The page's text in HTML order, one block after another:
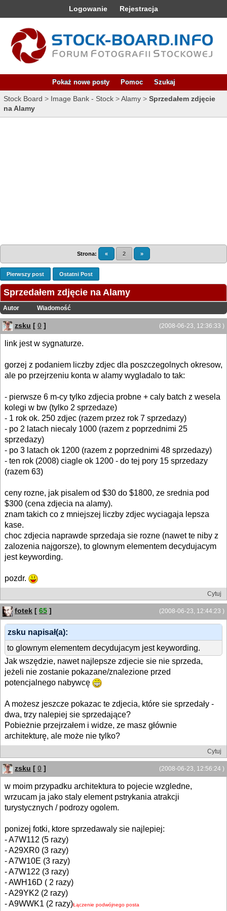
Logowanie Rejestracja
Pokaż nowe posty Pomoc Szukaj
Stock Board > Image Bank - Stock >Alamy > Sprzedałem zdjęcie
na Alamy
Strona: « 2 »
Pierwszy post Ostatni Post
Sprzedałem zdjęcie na Alamy
Autor Wiadomość
(2008-06-23, 12:36:33 )
zsku [ 0 ]
link jest w sygnaturze.
gorzej z podaniem liczby zdjec dla poszczegolnych okresow,
ale po przejrzeniu konta w alamy wygladalo to tak:
- pierwsze 6 m-cy tylko zdjecia probne + caly batch z wesela
kolegi w bw (tylko 2 sprzedaze)
- 1 rok ok. 250 zdjec (razem przez rok 7 sprzedazy)
- po 2 latach niecaly 1000 (razem z poprzednimi 25
sprzedazy)
- po 3 latach ok 1200 (razem z poprzednimi 48 sprzedazy)
- ten rok (2008) ciagle ok 1200 - do tej pory 15 sprzedazy
(razem 63)
ceny rozne, jak pisalem od $30 do $1800, ze srednia pod
$300 (cena zdjecia na alamy).
znam takich co z mniejszej liczby zdjec wyciagaja lepsza
kase.
choc zdjecia naprawde sprzedaja sie rozne (nawet te niby z
zalozenia najgorsze), to glownym elementem decydujacym
jest keywording.
pozdr.
Cytuj
(2008-06-23, 12:44:23 )
fotek [ 65 ]
zsku napisał(a):
to glownym elementem decydujacym jest keywording.
Jak wszędzie, nawet najlepsze zdjecie sie nie sprzeda,
jeżeli nie zostanie pokazane/znalezione przed
potencjalnego nabywcę
A możesz jeszcze pokazac te zdjecia, które sie sprzedały -
dwa, trzy nalepiej sie sprzedające?
Pobieżnie przejrzałem i widze, ze masz głównie
architekturę, ale może nie tylko?
Cytuj
(2008-06-23, 12:56:24 )
zsku [ 0 ]
w moim przypadku architektura to pojecie wzgledne,
wrzucam ja jako staly element pstrykania atrakcji
turystycznych / podrozy ogolem.
ponizej fotki, ktore sprzedawaly sie najlepiej:
- A7W112 (5 razy)
- A29XR0 (3 razy)
- A7W10E (3 razy)
- A7W122 (3 razy)
- AWH16D ( 2 razy)
- A29YK2 (2 razy)
- A9WWK1 (2 razy)Łączenie podwójnego posta